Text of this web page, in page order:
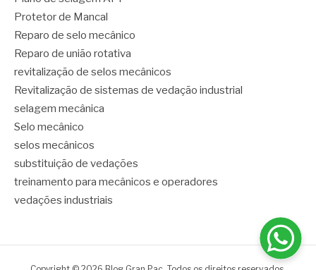
Protetor de Mancal
Reparo de selo mecânico
Reparo de união rotativa
revitalização de selos mecânicos
Revitalização de sistemas de vedação industrial
selagem mecânica
Selo mecânico
selos mecânicos
substituição de vedações
treinamento para mecânicos e operadores
vedações industriais